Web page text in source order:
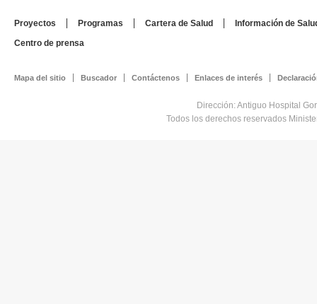
Proyectos Programas Cartera de Salud
Información de
Centro de prensa
Mapa del sitio Buscador Contáctenos Enlaces de interés
Dirección: Antiguo Hospital
Todos los derechos reservados